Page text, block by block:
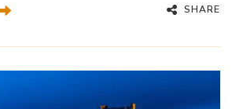
SHARE